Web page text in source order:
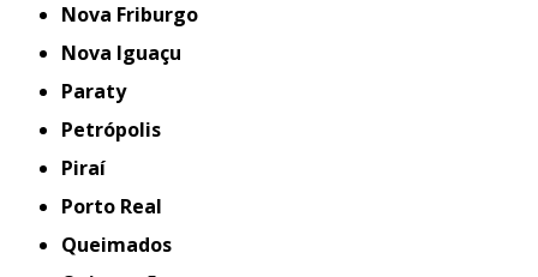
Nova Friburgo
Nova Iguaçu
Paraty
Petrópolis
Piraí
Porto Real
Queimados